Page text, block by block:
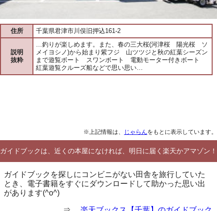
住所 千葉県君津市川俣旧押込161-2
説明
抜粋
…釣りが楽しめます。また、春の三大桜(河津桜 陽光桜 ソ
メイヨシノ)から始まり紫フジ 山ツツジと秋の紅葉シーズン
まで遊覧ボート スワンボート 電動モーター付きボート
紅葉遊覧クルーズ船などで思い思い…
※上記情報は、 じゃらんをもとに表示しています。
ガイドブックは、近くの本屋になければ、明日に届く楽天かアマゾン！
ガイドブックを探しにコンビニがない田舎を旅行していた
とき、電子書籍をすぐにダウンロードして助かった思い出
があります(^o^)